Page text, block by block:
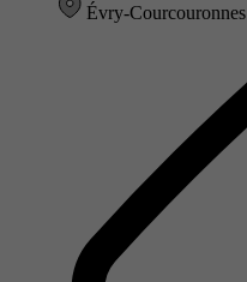
Évry-Courcouronnes